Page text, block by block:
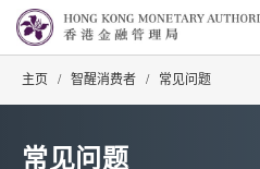
主页 / 智醒消费者 / 常见问题
常见问题